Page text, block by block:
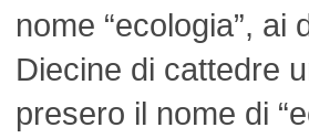
nome “ecologia”,
Diecine di cattedre
presero il nome di